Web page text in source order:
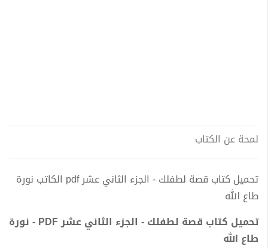
لمحة عن الكتاب
تحميل كتاب قصة لطفلك - الجزء الثاني عشر pdf الكاتب نورة
طاع الله
تحميل كتاب قصة لطفلك - الجزء الثاني عشر PDF - نورة
طاع الله